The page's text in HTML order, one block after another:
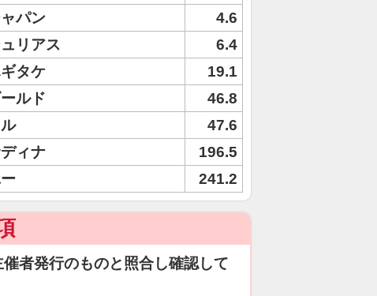
パン
4.6
リアス
6.4
タケ
19.1
ルド
46.8
47.6
ィナ
196.5
241.2
者発行のものと照合し確認して